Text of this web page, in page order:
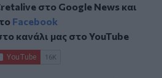
στο Google Newsκαι
Facebook
κανάλι μας στοYouTube